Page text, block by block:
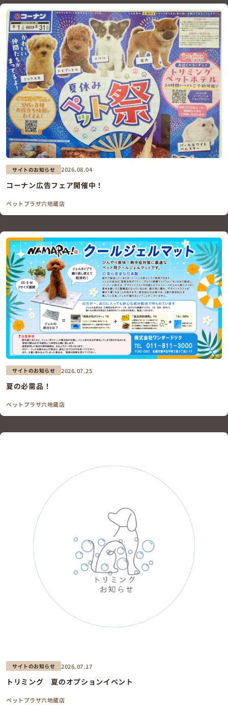
サイトのお知らせ 2026.08.04
コーナン広告フェア開催中！
ペットプラザ六地蔵店
サイトのお知らせ 2026.07.25
夏の必需品！
ペットプラザ六地蔵店
サイトのお知らせ 2026.07.17
トリミング 夏のオプションイベント
ペットプラザ六地蔵店